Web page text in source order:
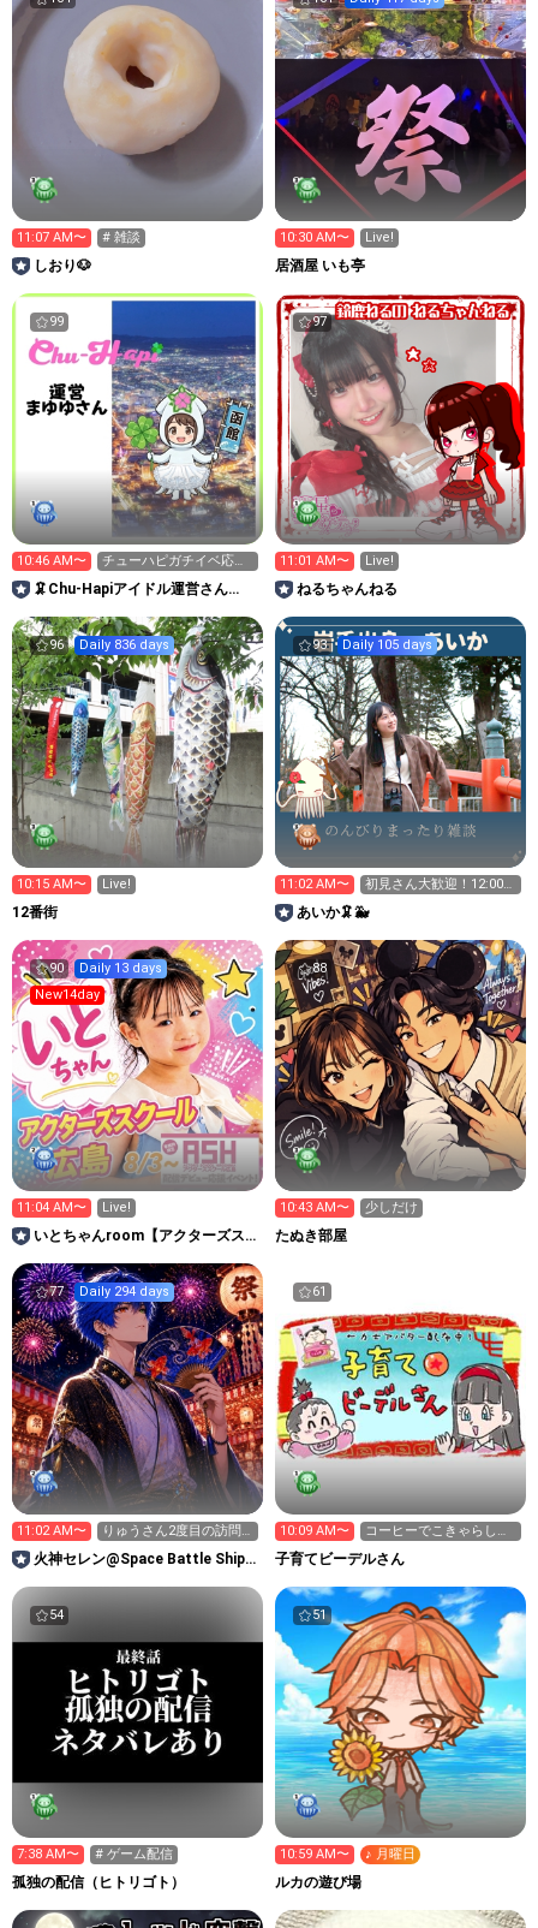
11:07 AM〜 # 雑談
しおり🐶
10:30 AM〜 Live!
居酒屋 いも亭
99
10:46 AM〜
チューハピガチイベ応援
ありがとうございまし
た！
🦑Chu-Hapiアイドル運営さん
97
11:01 AM〜 Live!
ねるちゃんねる
96 Daily 836 days
10:15 AM〜 Live!
12番街
93 Daily 105 days
11:02 AM〜
初見さん大歓迎！12:00ま
あいか🦑🐳
90
Daily 13 days
New14day
11:04 AM〜 Live!
いとちゃんroom【アクターズス
88
10:43 AM〜 少しだけ
たぬき部屋
77 Daily 294 days
11:02 AM〜
りゅうさん2度目の訪問
ありがとうございます🫡
火神セレン@Space Battle Ship
61
10:09 AM〜
コーヒーでこきゃらしー
る？☕️
子育てビーデルさん
54
7:38 AM〜 # ゲーム配信
孤独の配信（ヒトリゴト）
51
10:59 AM〜 ♪ 月曜日
ルカの遊び場